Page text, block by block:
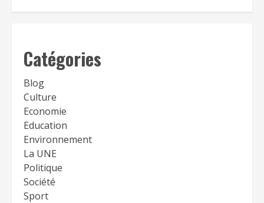
Catégories
Blog
Culture
Economie
Education
Environnement
La UNE
Politique
Société
Sport